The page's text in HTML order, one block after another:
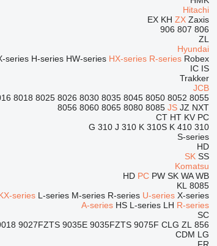
Hitachi
EX KH ZX Zaxis
806
807
906
ZL
Hyundai
series H-series HW-series HX-series R-series Robex
IC IS
Trakker
JCB
8018 8025 8026 8030 8035 8045 8050 8052 8055
8056 8060 8065 8080 8085 JS JZ NXT
CT HT KV PC
310 G
310 J 310 K 310S K 410
S-series
HD
SK SS
Komatsu
HD PC PW SK WA WB
8085
KL
series L-series M-series R-series U-series X-series
A-series HS L-series LH R-series
SC
856
9027FZTS 9035E 9035FZTS 9075F CLG ZL
CDM LG